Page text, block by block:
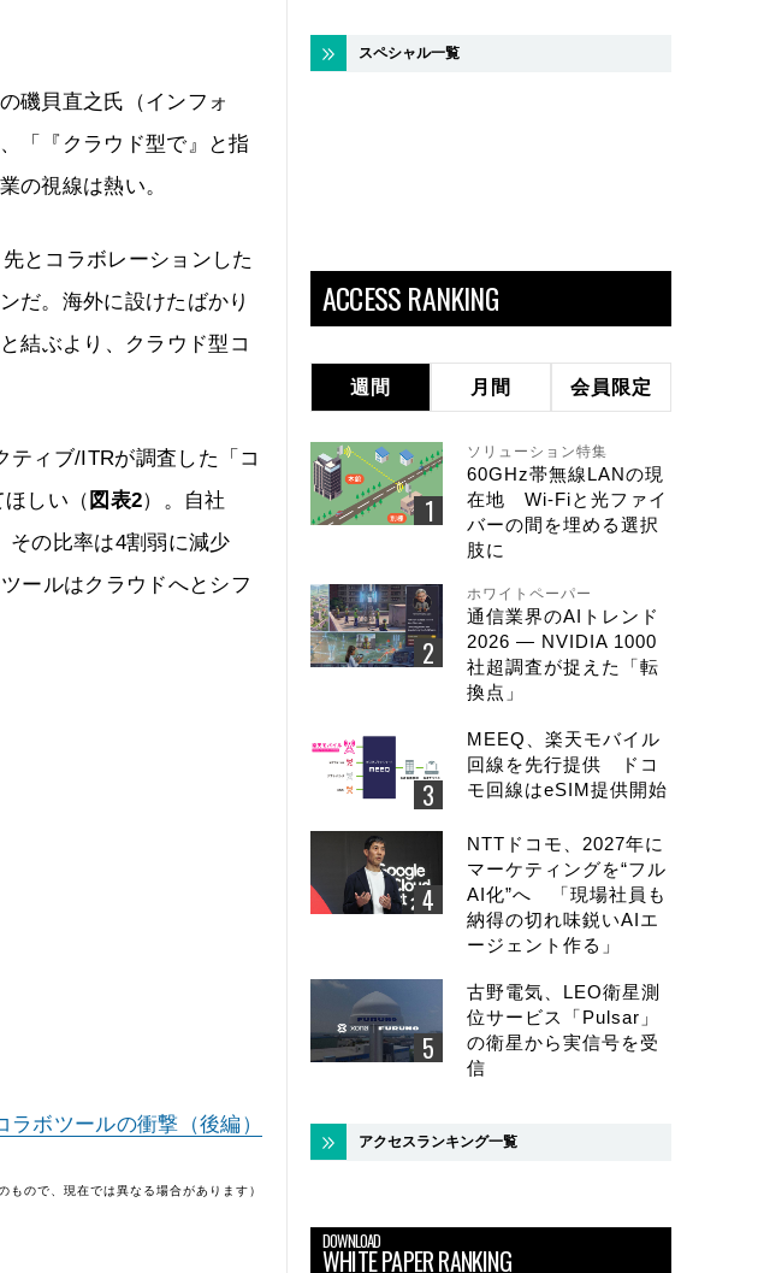
磯貝直之氏（インフォ
「『クラウド型で』と指
の視線は熱い。
とコラボレーションした
だ。海外に設けたばかり
結ぶより、クラウド型コ
ィブ/ITRが調査した「コ
しい（ 図表2）。自社
その比率は4割弱に減少
ールはクラウドへとシフ
ラボツールの衝撃（後編）
ので、現在では異なる場合があります）
スペシャル一覧
ACCESS RANKING
週間 月間 会員限定
ソリューション特集
60GHz帯無線LANの現
在地 Wi-Fiと光ファイ
バーの間を埋める選択
肢に
ホワイトペーパー
通信業界のAIトレンド
2026 ― NVIDIA 1000
社超調査が捉えた「転
換点」
MEEQ、楽天モバイル
回線を先行提供 ドコ
モ回線はeSIM提供開始
NTTドコモ、2027年に
マーケティングを“フル
AI化”へ 「現場社員も
納得の切れ味鋭いAIエ
ージェント作る」
古野電気、LEO衛星測
位サービス「Pulsar」
の衛星から実信号を受
信
アクセスランキング一覧
DOWNLOAD
WHITE PAPER RANKING